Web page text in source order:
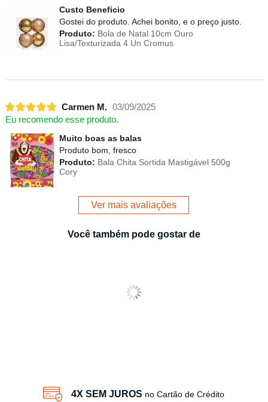
Custo Beneficio
Gostei do produto. Achei bonito, e o preço justo.
Produto: Bola de Natal 10cm Ouro
Lisa/Texturizada 4 Un Cromus
Carmen M. 03/09/2025
Eu recomendo esse produto.
Muito boas as balas
Produto bom, fresco
Produto: Bala Chita Sortida Mastigável 500g
Cory
Ver mais avaliações
Você também pode gostar de
4X SEM JUROS no Cartão de Crédito